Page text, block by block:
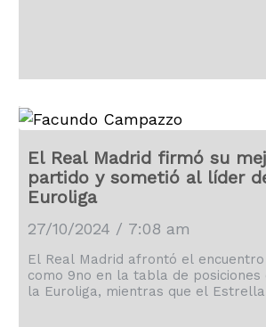
El Real Madrid firmó su
partido y sometió al líder
Euroliga
27/10/2024 / 7:08 am
El Real Madrid afrontó el encuentro
como 9no en la tabla de posiciones
la Euroliga, mientras que el Estrella